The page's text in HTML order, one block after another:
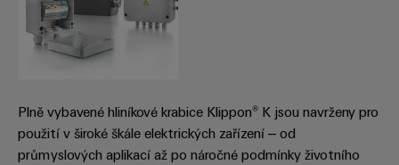
Weidmüller
Plně vybavené hliníkové krabice Klippon® K jsou navrženy pro
použití v široké škále elektrických zařízení – od
průmyslových aplikací až po náročné podmínky životního